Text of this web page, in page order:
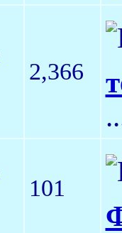
2,366
101